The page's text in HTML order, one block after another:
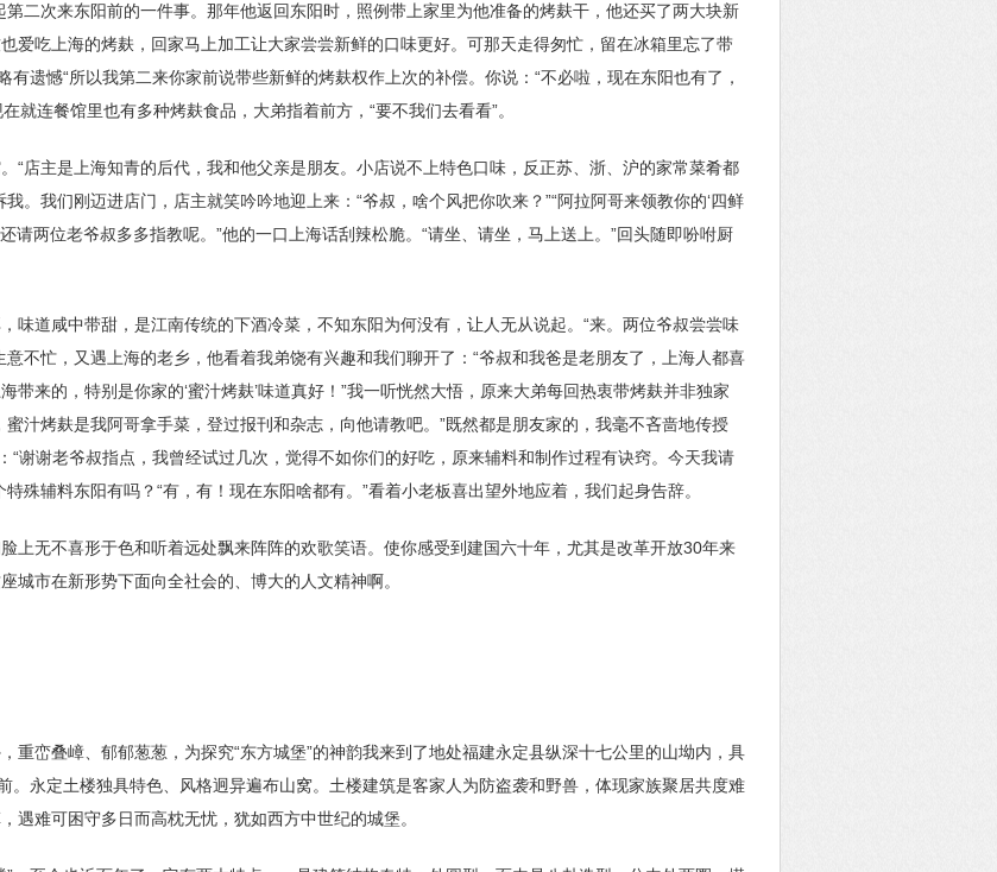
二次来东阳前的一件事。那年他返回东阳时，照例带上家里为他准备的烤麸干，他还买了两大块新
爱吃上海的烤麸，回家马上加工让大家尝尝新鲜的口味更好。可那天走得匆忙，留在冰箱里忘了带
有遗憾“所以我第二来你家前说带些新鲜的烤麸权作上次的补偿。你说：“不必啦，现在东阳也有了，
就连餐馆里也有多种烤麸食品，大弟指着前方，“要不我们去看看”。
“店主是上海知青的后代，我和他父亲是朋友。小店说不上特色口味，反正苏、浙、沪的家常菜肴都
。我们刚迈进店门，店主就笑吟吟地迎上来：“爷叔，啥个风把你吹来？”“阿拉阿哥来领教你的‘四鲜
请两位老爷叔多多指教呢。”他的一口上海话刮辣松脆。“请坐、请坐，马上送上。”回头随即吩咐厨
味道咸中带甜，是江南传统的下酒冷菜，不知东阳为何没有，让人无从说起。“来。两位爷叔尝尝味
不忙，又遇上海的老乡，他看着我弟饶有兴趣和我们聊开了：“爷叔和我爸是老朋友了，上海人都喜
带来的，特别是你家的‘蜜汁烤麸’味道真好！”我一听恍然大悟，原来大弟每回热衷带烤麸并非独家
汁烤麸是我阿哥拿手菜，登过报刊和杂志，向他请教吧。”既然都是朋友家的，我毫不吝啬地传授
“谢谢老爷叔指点，我曾经试过几次，觉得不如你们的好吃，原来辅料和制作过程有诀窍。今天我请
殊辅料东阳有吗？“有，有！现在东阳啥都有。”看着小老板喜出望外地应着，我们起身告辞。
上无不喜形于色和听着远处飘来阵阵的欢歌笑语。使你感受到建国六十年，尤其是改革开放30年来
城市在新形势下面向全社会的、博大的人文精神啊。
重峦叠嶂、郁郁葱葱，为探究“东方城堡”的神韵我来到了地处福建永定县纵深十七公里的山坳内，具
。永定土楼独具特色、风格迥异遍布山窝。土楼建筑是客家人为防盗袭和野兽，体现家族聚居共度难
遇难可困守多日而高枕无忧，犹如西方中世纪的城堡。